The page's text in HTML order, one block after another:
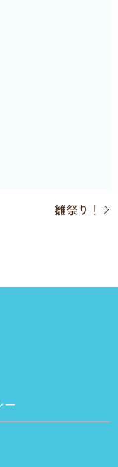
雛祭り！
ー